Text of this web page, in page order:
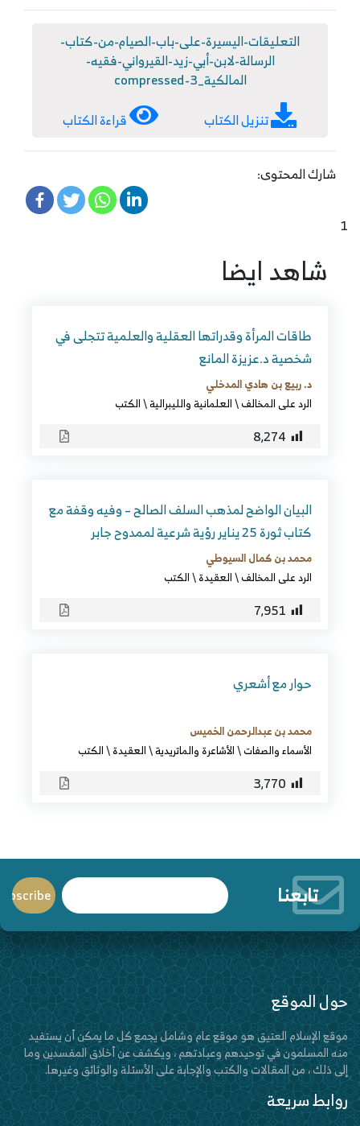
التعليقات-اليسيرة-على-باب-الصيام-من-كتاب-
الرسالة-لابن-أبي-زيد-القيرواني-فقيه-
المالكية_compressed-3
تنزيل الكتاب
قراءة الكتاب
شارك المحتوى:
1
شاهد ايضا
طاقات المرأة وقدراتها العقلية والعلمية تتجلى في
شخصية د.عزيزة المانع
د. ربيع بن هادي المدخلي
الرد على المخالف\العلمانية والليبرالية\الكتب
8٬274
البيان الواضح لمذهب السلف الصالح – وفيه وقفة مع
كتاب ثورة 25 يناير رؤية شرعية لممدوح جابر
محمد بن كمال السيوطي
الرد على المخالف\العقيدة\الكتب
7٬951
حوار مع أشعري
محمد بن عبدالرحمن الخميس
الأسماء والصفات\الأشاعرة والماتريدية\العقيدة\الكتب
3٬770
تابعنا
حول الموقع
موقع الإسلام العتيق هو موقع عام وشامل يجمع كل ما يمكن أن يستفيد
منه المسلمون في توحيدهم وعبادتهم ، ويكشف عن أخلاق المفسدين وما
إلى ذلك ، من المقالات والكتب والإجابة على الأسئلة والوثائق وغيرها.
روابط سريعة